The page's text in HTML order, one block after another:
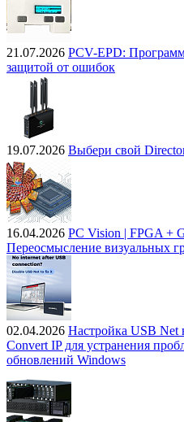
21.07.2026 PCV-EPD:
защитой от ошибок
19.07.2026 Выбери свой
16.04.2026 PC Vision | FPGA +
Переосмысление визуальных
02.04.2026 Настройка USB Net
Convert IP для устранения
обновлений Windows